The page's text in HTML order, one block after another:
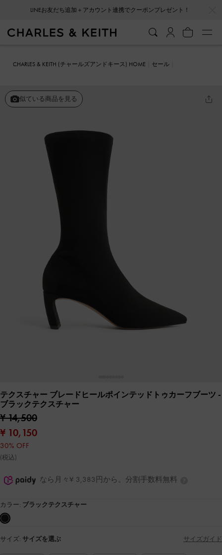
LINEお友だち追加＋アカウント連携でクーポンプレゼント！
CHARLES & KEITH (チャールズアンドキース) HOME
セール
似ている商品を見る
テクスチャー ブレードヒールポインテッドトゥカーフブーツ -
ブラックテクスチャー
¥ 14,500
¥ 10,150
30% OFF
(税込)
なら月々¥ 3,383円から。分割手数料無料
カラー: ブラックテクスチャー
サイズ: サイズを選ぶ サイズガイド